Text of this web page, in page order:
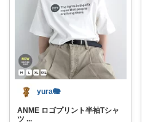
yura🐘
ANME ロゴプリント半袖Tシャ
ツ ...